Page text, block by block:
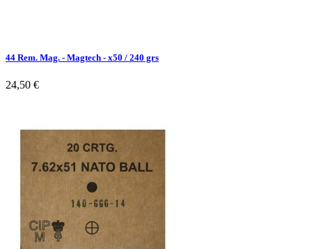
44 Rem. Mag. - Magtech - x50 / 240 grs
24,50 €